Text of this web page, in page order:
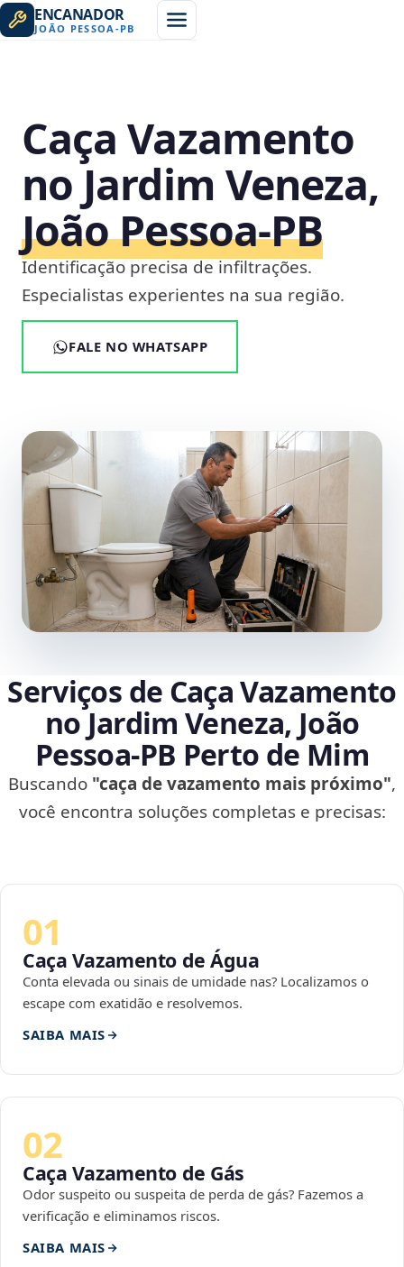
ENCANADOR
JOÃO PESSOA -PB
Caça Vazamento
no Jardim Veneza,
João Pessoa‑PB
Identificação precisa de infiltrações.
Especialistas experientes na sua região.
FALE NO WHATSAPP
Serviços de Caça Vazamento
no Jardim Veneza, João
Pessoa‑PB Perto de Mim
Buscando "caça de vazamento mais próximo",
você encontra soluções completas e precisas:
01
Caça Vazamento de Água
Conta elevada ou sinais de umidade nas? Localizamos o
escape com exatidão e resolvemos.
SAIBA MAIS
02
Caça Vazamento de Gás
Odor suspeito ou suspeita de perda de gás? Fazemos a
verificação e eliminamos riscos.
SAIBA MAIS